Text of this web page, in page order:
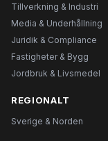
Tillverkning & Industri
Media & Underhållning
Juridik & Compliance
Fastigheter & Bygg
Jordbruk & Livsmedel
REGIONALT
Sverige & Norden